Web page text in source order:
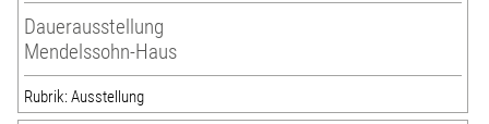
Dauerausstellung
Mendelssohn-Haus
Rubrik: Ausstellung